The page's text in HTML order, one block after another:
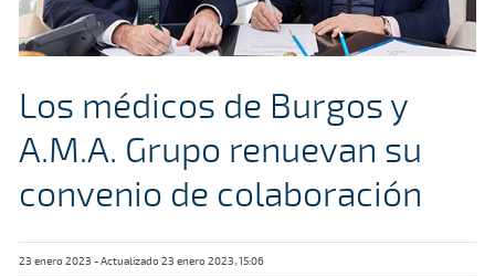
Los médicos de Burgos y
A.M.A. Grupo renuevan su
convenio de colaboración
23 enero 2023 - Actualizado 23 enero 2023, 15:06